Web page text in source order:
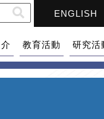
ENGLISH
教育活動 研究活